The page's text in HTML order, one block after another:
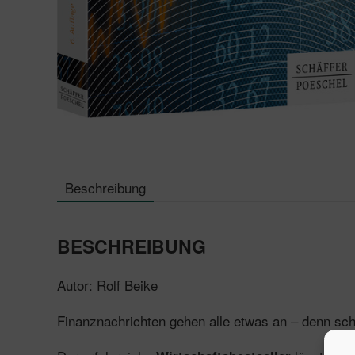
Beschreibung
BESCHREIBUNG
Autor: Rolf Beike
Finanznachrichten gehen alle etwas an – denn